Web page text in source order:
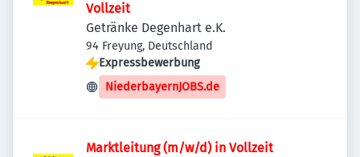
Vollzeit
Getränke Degenhart e.K.
94 Freyung, Deutschland
Expressbewerbung
NiederbayernJOBS.de
Marktleitung (m/w/d) in Vollzeit